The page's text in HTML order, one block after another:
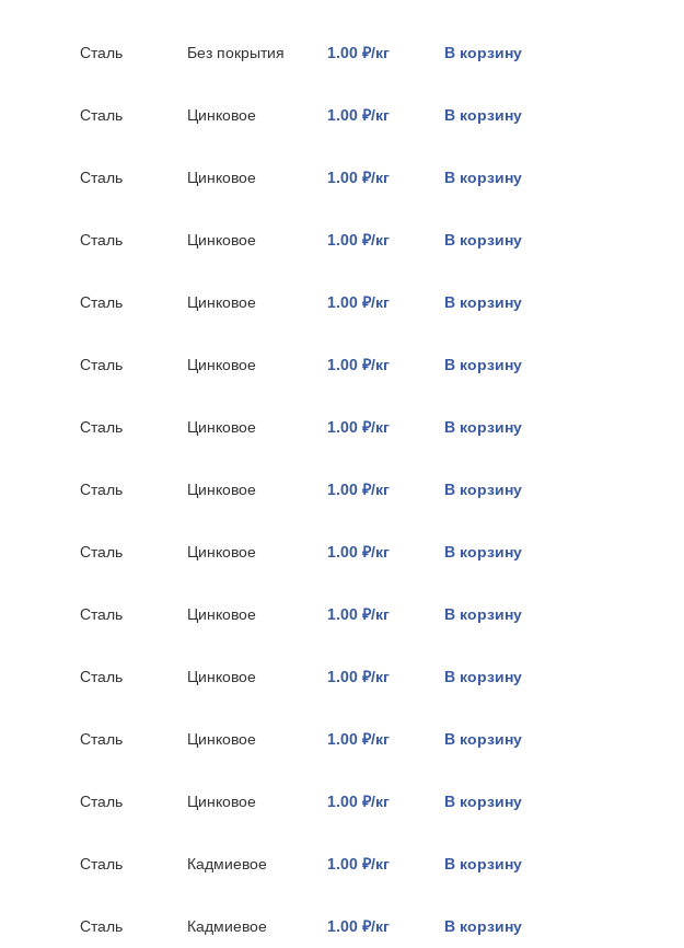
Сталь Без покрытия 1.00 ₽/кг В корзину
Сталь Цинковое 1.00 ₽/кг В корзину
Сталь Цинковое 1.00 ₽/кг В корзину
Сталь Цинковое 1.00 ₽/кг В корзину
Сталь Цинковое 1.00 ₽/кг В корзину
Сталь Цинковое 1.00 ₽/кг В корзину
Сталь Цинковое 1.00 ₽/кг В корзину
Сталь Цинковое 1.00 ₽/кг В корзину
Сталь Цинковое 1.00 ₽/кг В корзину
Сталь Цинковое 1.00 ₽/кг В корзину
Сталь Цинковое 1.00 ₽/кг В корзину
Сталь Цинковое 1.00 ₽/кг В корзину
Сталь Цинковое 1.00 ₽/кг В корзину
Сталь Кадмиевое 1.00 ₽/кг В корзину
Сталь Кадмиевое 1.00 ₽/кг В корзину